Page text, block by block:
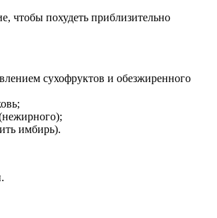
чтобы похудеть приблизительно
сухофруктов и обезжиренного
имбирь).